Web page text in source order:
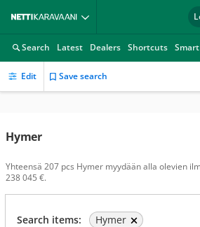
Search Latest Dealers Shortcuts
Edit Save search
Hymer
Yhteensä 207 pcs Hymer myydään alla olevien
238 045 €.
Search items: Hymer